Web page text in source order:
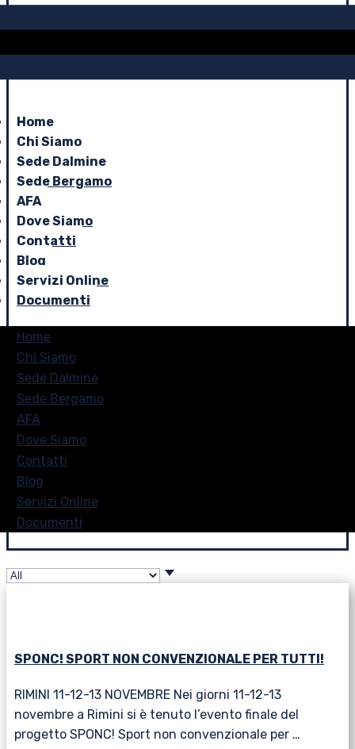
Home
Chi Siamo
Sede Dalmine
Sede Bergamo
AFA
Dove Siamo
Contatti
Blog
Servizi Online
Documenti
Home
Chi Siamo
Sede Dalmine
Sede Bergamo
AFA
Dove Siamo
Contatti
Blog
Servizi Online
Documenti
SPONC! SPORT NON CONVENZIONALE PER TUTTI!
RIMINI 11-12-13 NOVEMBRE Nei giorni 11-12-13
novembre a Rimini si è tenuto l’evento finale del
progetto SPONC! Sport non convenzionale per …